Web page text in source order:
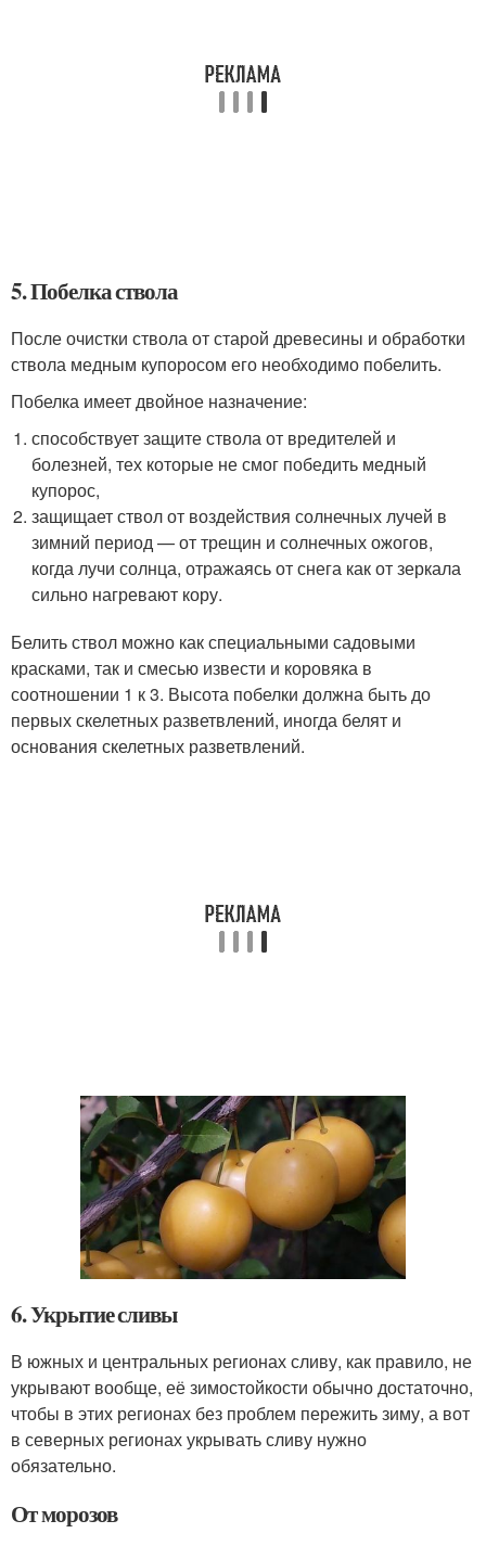
5. Побелка ствола
После очистки ствола от старой древесины и обработки
ствола медным купоросом его необходимо побелить.
Побелка имеет двойное назначение:
способствует защите ствола от вредителей и
болезней, тех которые не смог победить медный
купорос,
защищает ствол от воздействия солнечных лучей в
зимний период — от трещин и солнечных ожогов,
когда лучи солнца, отражаясь от снега как от зеркала
сильно нагревают кору.
Белить ствол можно как специальными садовыми
красками, так и смесью извести и коровяка в
соотношении 1 к 3. Высота побелки должна быть до
первых скелетных разветвлений, иногда белят и
основания скелетных разветвлений.
6. Укрытие сливы
В южных и центральных регионах сливу, как правило, не
укрывают вообще, её зимостойкости обычно достаточно,
чтобы в этих регионах без проблем пережить зиму, а вот
в северных регионах укрывать сливу нужно
обязательно.
От морозов